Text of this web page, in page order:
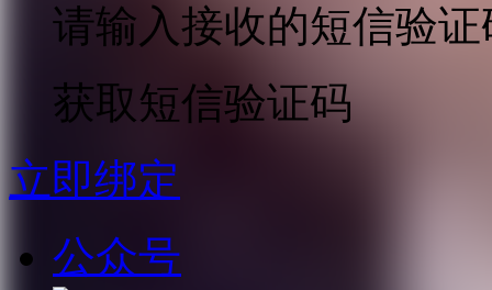
请输入接收的短信验证
获取短信验证码
立即绑定
公众号